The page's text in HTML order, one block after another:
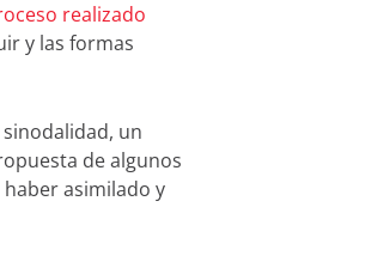
realizado
y las formas
un
de algunos
asimilado y